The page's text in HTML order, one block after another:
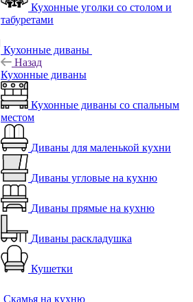
Кухонные уголки со столом и
табуретами
Кухонные диваны
Назад
Кухонные диваны
Кухонные диваны со спальным
местом
Диваны для маленькой кухни
Диваны угловые на кухню
Диваны прямые на кухню
Диваны раскладушка
Кушетки
Скамья на кухню